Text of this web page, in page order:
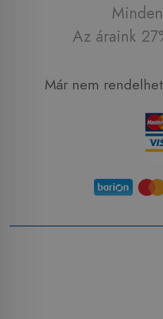
Az áraink
Már nem